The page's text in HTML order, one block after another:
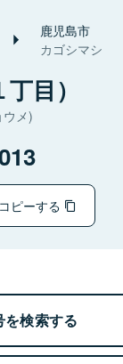
鹿児島市
カゴシマシ
目）
メ)
ピーする
検索する